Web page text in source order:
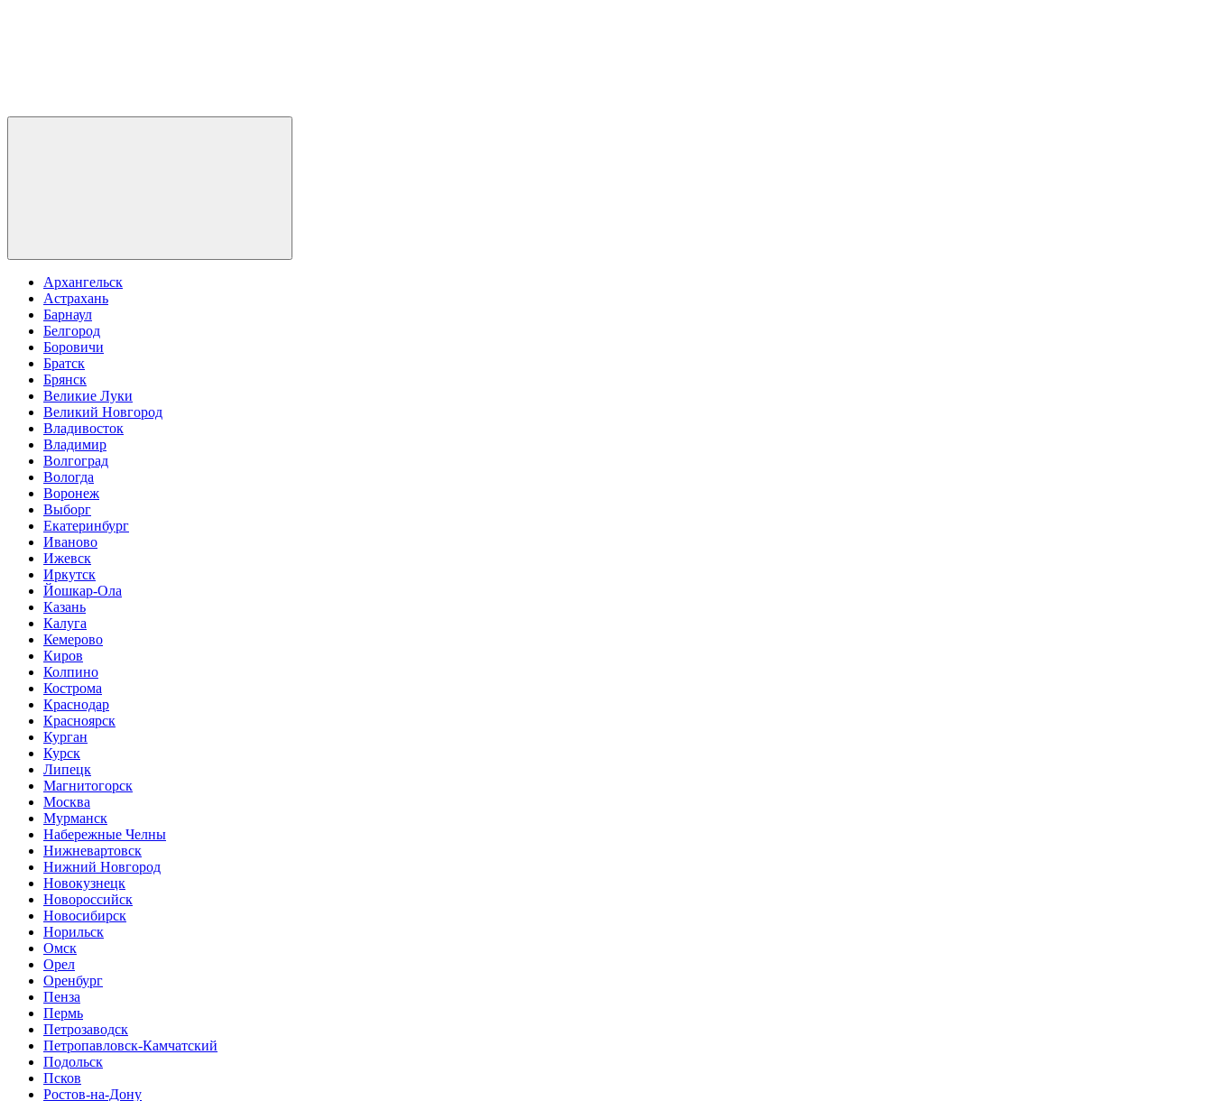
Архангельск
Астрахань
Барнаул
Белгород
Боровичи
Братск
Брянск
Великие Луки
Великий Новгород
Владивосток
Владимир
Волгоград
Вологда
Воронеж
Выборг
Екатеринбург
Иваново
Ижевск
Иркутск
Йошкар-Ола
Казань
Калуга
Кемерово
Киров
Колпино
Кострома
Краснодар
Красноярск
Курган
Курск
Липецк
Магнитогорск
Москва
Мурманск
Набережные Челны
Нижневартовск
Нижний Новгород
Новокузнецк
Новороссийск
Новосибирск
Норильск
Омск
Орел
Оренбург
Пенза
Пермь
Петрозаводск
Петропавловск-Камчатский
Подольск
Псков
Ростов-на-Дону